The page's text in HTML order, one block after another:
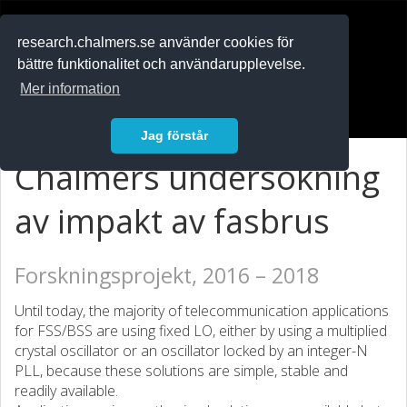
research.chalmers.se använder cookies för
bättre funktionalitet och användarupplevelse.
Mer information
Jag förstår
Chalmers undersökning
av impakt av fasbrus
Forskningsprojekt, 2016 – 2018
Until today, the majority of telecommunication applications
for FSS/BSS are using fixed LO, either by using a multiplied
crystal oscillator or an oscillator locked by an integer-N
PLL, because these solutions are simple, stable and
readily available.